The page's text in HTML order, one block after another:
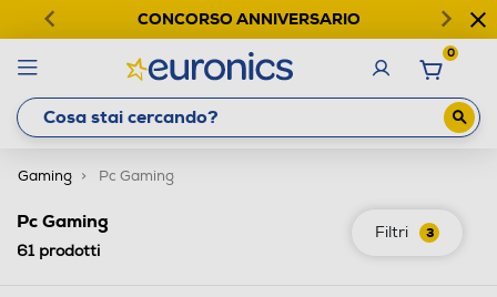
CONCORSO ANNIVERSARIO
0
Gaming Pc Gaming
Filtri 3
Pc Gaming
61prodotti